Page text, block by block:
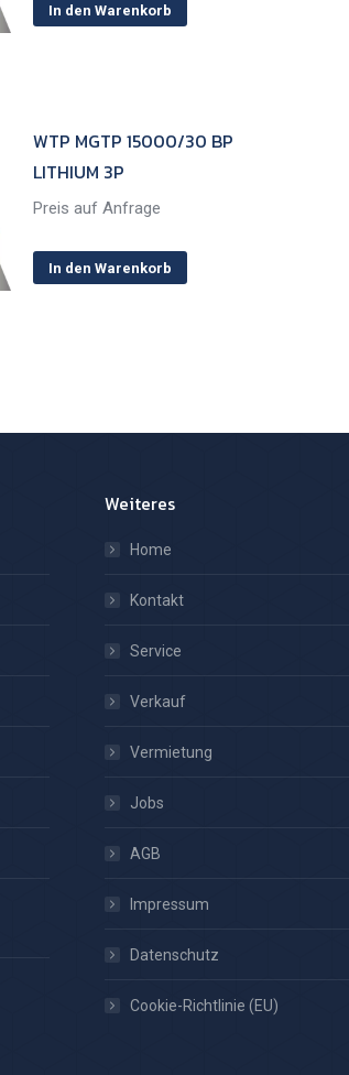
In den Warenkorb
WTP MGTP 15000/30 BP
LITHIUM 3P
Preis auf Anfrage
In den Warenkorb
Weiteres
Home
Kontakt
Service
Verkauf
Vermietung
Jobs
AGB
Impressum
Datenschutz
Cookie-Richtlinie (EU)